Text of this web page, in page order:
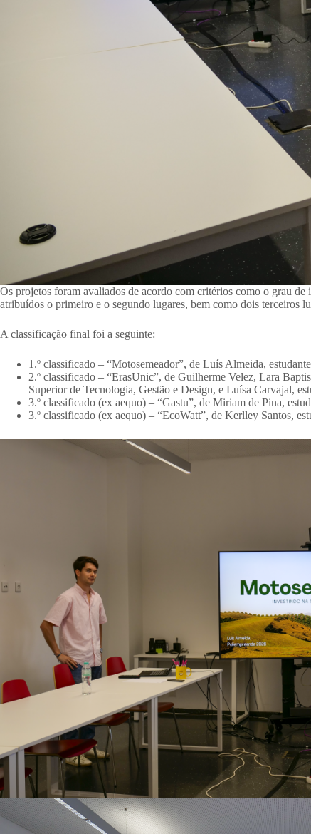
Os projetos foram avaliados de acordo com critérios como o grau
atribuídos o primeiro e o segundo lugares, bem como dois terceiros
A classificação final foi a seguinte:
1.º classificado – “Motosemeador”, de Luís Almeida,
2.º classificado – “ErasUnic”, de Guilherme Velez, Lara
Superior de Tecnologia, Gestão e Design, e Luísa Carvajal,
3.º classificado (ex aequo) – “Gastu”, de Miriam de Pina,
3.º classificado (ex aequo) – “EcoWatt”, de Kerlley Santos,